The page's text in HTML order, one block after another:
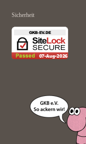
Sicherheit